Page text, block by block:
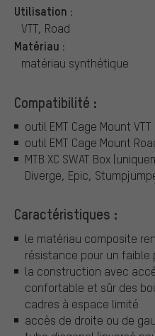
Utilisation :
VTT, Road
Matériau :
matériau synthétique
Compatibilité :
outil EMT Cage Mount VTT
outil EMT Cage Mount
MTB XC SWAT Box
Diverge, Epic,
Caractéristiques :
le matériau composite
résistance pour un faible
la construction avec
confortable et sûr des
cadres à espace limité
accès de droite ou de